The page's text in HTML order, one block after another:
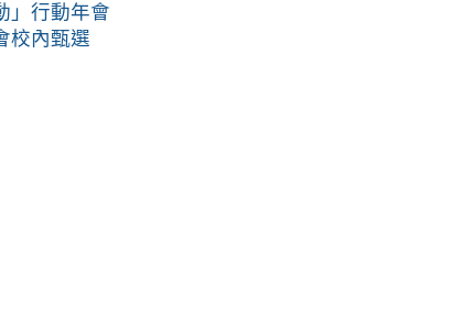
」行動年會
校內甄選